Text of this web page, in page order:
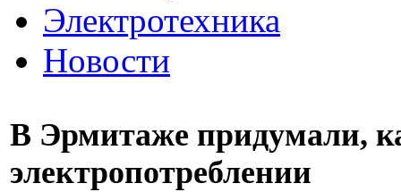
Электротехника
Новости
В Эрмитаже придумали,
электропотреблении